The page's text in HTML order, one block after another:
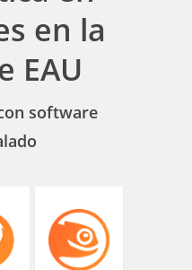
en la
EAU
software